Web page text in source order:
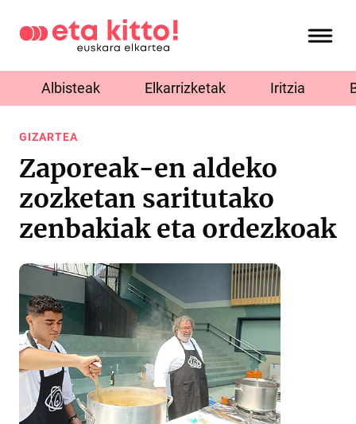
Albisteak Elkarrizketak Iritzia
GIZARTEA
Zaporeak-en aldeko
zozketan saritutako
zenbakiak eta ordezkoak